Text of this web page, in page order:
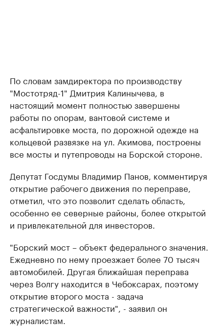
По словам замдиректора по производству
"Мостотряд-1" Дмитрия Калинычева, в
настоящий момент полностью завершены
работы по опорам, вантовой системе и
асфальтировке моста, по дорожной одежде на
кольцевой развязке на ул. Акимова, построены
все мосты и путепроводы на Борской стороне.
Депутат Госдумы Владимир Панов, комментируя
открытие рабочего движения по переправе,
отметил, что это позволит сделать область,
особенно ее северные районы, более открытой
и привлекательной для инвесторов.
"Борский мост – объект федерального значения.
Ежедневно по нему проезжает более 70 тысяч
автомобилей. Другая ближайшая переправа
через Волгу находится в Чебоксарах, поэтому
открытие второго моста - задача
стратегической важности", - заявил он
журналистам.